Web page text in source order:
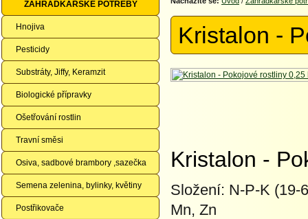
ZAHRÁDKÁŘSKÉ POTŘEBY
Hnojiva
Pesticidy
Substráty, Jiffy, Keramzit
Biologické přípravky
Ošetřování rostlin
Travní směsi
Osiva, sadbové brambory ,sazečka
Semena zelenina, bylinky, květiny
Postřikovače
Kristalon -
Kristalon -
Složení: N-P-K (19-
Mn, Zn